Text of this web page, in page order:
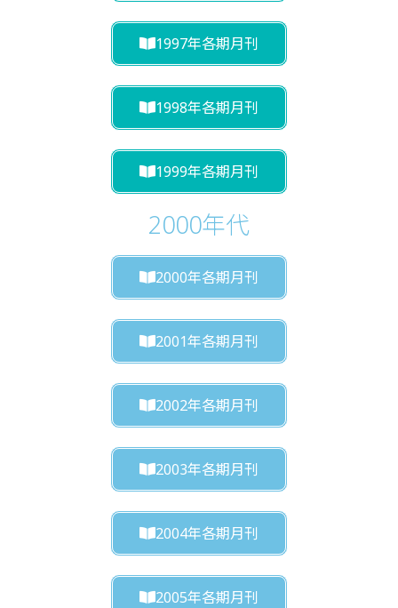
1997年各期月刊
1998年各期月刊
1999年各期月刊
2000年代
2000年各期月刊
2001年各期月刊
2002年各期月刊
2003年各期月刊
2004年各期月刊
2005年各期月刊